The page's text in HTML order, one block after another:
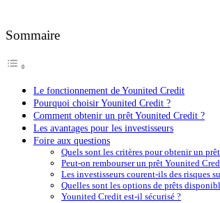
Sommaire
Le fonctionnement de Younited Credit
Pourquoi choisir Younited Credit ?
Comment obtenir un prêt Younited Credit ?
Les avantages pour les investisseurs
Foire aux questions
Quels sont les critères pour obtenir un
Peut-on rembourser un prêt Younited
Les investisseurs courent-ils des risques
Quelles sont les options de prêts
Younited Credit est-il sécurisé ?